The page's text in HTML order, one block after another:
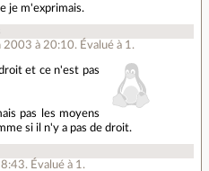
je m'exprimais.
2003 à 20:10. Évalué à 1 .
et ce n'est pas
pas les moyens
si il n'y a pas de droit.
. Évalué à 1 .